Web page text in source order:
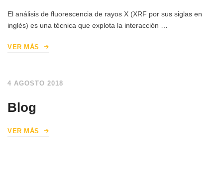
El análisis de fluorescencia de rayos X (XRF por sus siglas en
inglés) es una técnica que explota la interacción …
VER MÁS
4 AGOSTO 2018
Blog
VER MÁS